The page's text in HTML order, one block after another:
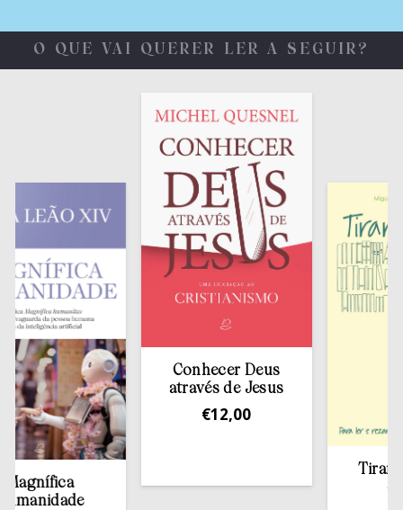
O QUE VAI QUERER LER A SEGUIR?
Conhecer Deus
através de Jesus
12,00
Tirar a